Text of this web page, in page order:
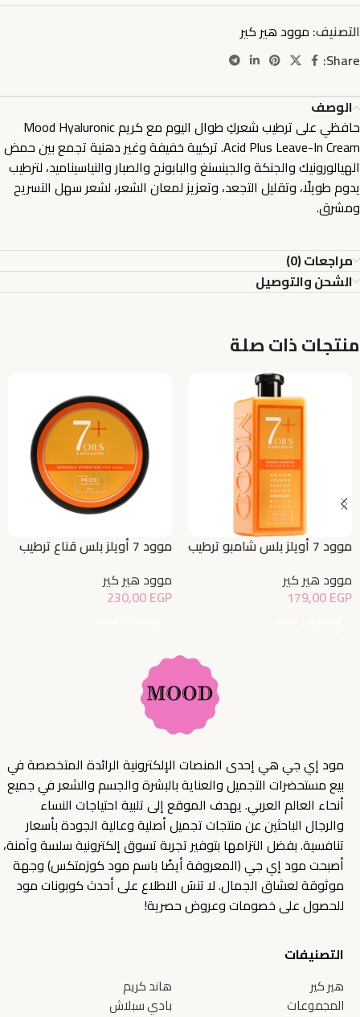
التصنيف: موود هير كير
Share:
الوصف
حافظي على ترطيب شعركِ طوال اليوم مع كريم Mood Hyaluronic
Acid Plus Leave-In Cream. تركيبة خفيفة وغير دهنية تجمع بين حمض
الهيالورونيك والجنكة والجينسنغ والبابونج والصبار والنياسيناميد، لترطيب
يدوم طويلًا، وتقليل التجعد، وتعزيز لمعان الشعر، لشعر سهل التسريح
ومشرق.
مراجعات (0)
الشحن والتوصيل
منتجات ذات صلة
موود 7 أويلز بلس شامبو ترطيب
موود هير كير
179,00EGP
موود 7 أويلز بلس قناع ترطيب
موود هير كير
230,00EGP
مود إي جي هي إحدى المنصات الإلكترونية الرائدة المتخصصة في
بيع مستحضرات التجميل والعناية بالبشرة والجسم والشعر في جميع
أنحاء العالم العربي. يهدف الموقع إلى تلبية احتياجات النساء
والرجال الباحثين عن منتجات تجميل أصلية وعالية الجودة بأسعار
تنافسية. بفضل التزامها بتوفير تجربة تسوق إلكترونية سلسة وآمنة،
أصبحت مود إي جي (المعروفة أيضًا باسم مود كوزمتكس) وجهة
موثوقة لعشاق الجمال. لا تنسَ الاطلاع على أحدث كوبونات مود
للحصول على خصومات وعروض حصرية!
التصنيفات
هير كير
المجموعات
هاند كريم
بادي سبلاش